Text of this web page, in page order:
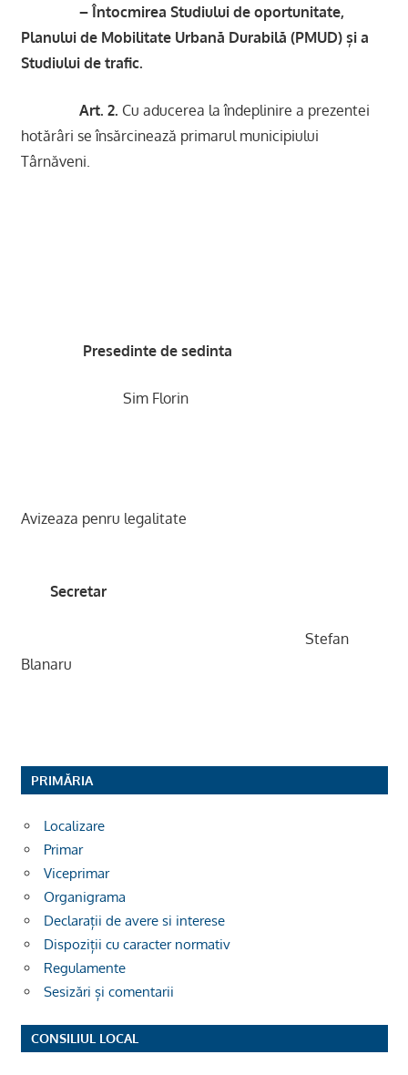
– Întocmirea Studiului de oportunitate,
Planului de Mobilitate Urbană Durabilă (PMUD) și a
Studiului de trafic.
Art. 2. Cu aducerea la îndeplinire a prezentei
hotărâri se însărcinează primarul municipiului
Târnăveni.
Presedinte de sedinta
Sim Florin
Avizeaza penru legalitate
Secretar
Stefan
Blanaru
PRIMĂRIA
Localizare
Primar
Viceprimar
Organigrama
Declarații de avere si interese
Dispoziții cu caracter normativ
Regulamente
Sesizări și comentarii
CONSILIUL LOCAL